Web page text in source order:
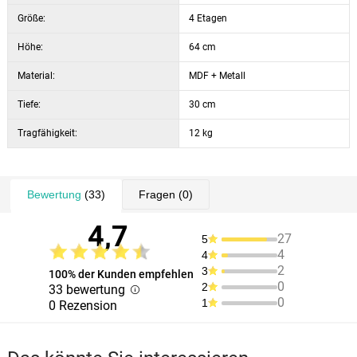
Größe: 4 Etagen
Höhe: 64 cm
Material: MDF + Metall
Tiefe: 30 cm
Tragfähigkeit: 12 kg
Bewertung (33) Fragen (0)
4,7
100% der Kunden empfehlen
33 bewertung
0 Rezension
5 27
4 4
3 2
2 0
1 0